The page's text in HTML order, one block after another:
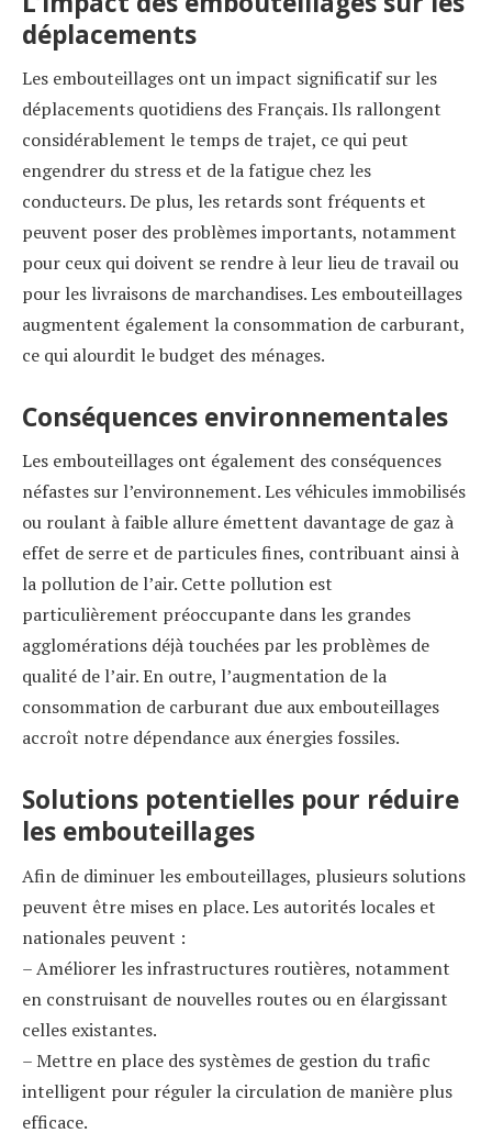
déplacements
Les embouteillages ont un impact significatif sur les
déplacements quotidiens des Français. Ils rallongent
considérablement le temps de trajet, ce qui peut
engendrer du stress et de la fatigue chez les
conducteurs. De plus, les retards sont fréquents et
peuvent poser des problèmes importants, notamment
pour ceux qui doivent se rendre à leur lieu de travail ou
pour les livraisons de marchandises. Les embouteillages
augmentent également la consommation de carburant,
ce qui alourdit le budget des ménages.
Conséquences environnementales
Les embouteillages ont également des conséquences
néfastes sur l’environnement. Les véhicules immobilisés
ou roulant à faible allure émettent davantage de gaz à
effet de serre et de particules fines, contribuant ainsi à
la pollution de l’air. Cette pollution est
particulièrement préoccupante dans les grandes
agglomérations déjà touchées par les problèmes de
qualité de l’air. En outre, l’augmentation de la
consommation de carburant due aux embouteillages
accroît notre dépendance aux énergies fossiles.
Solutions potentielles pour réduire
les embouteillages
Afin de diminuer les embouteillages, plusieurs solutions
peuvent être mises en place. Les autorités locales et
nationales peuvent :
– Améliorer les infrastructures routières, notamment
en construisant de nouvelles routes ou en élargissant
celles existantes.
– Mettre en place des systèmes de gestion du trafic
intelligent pour réguler la circulation de manière plus
efficace.